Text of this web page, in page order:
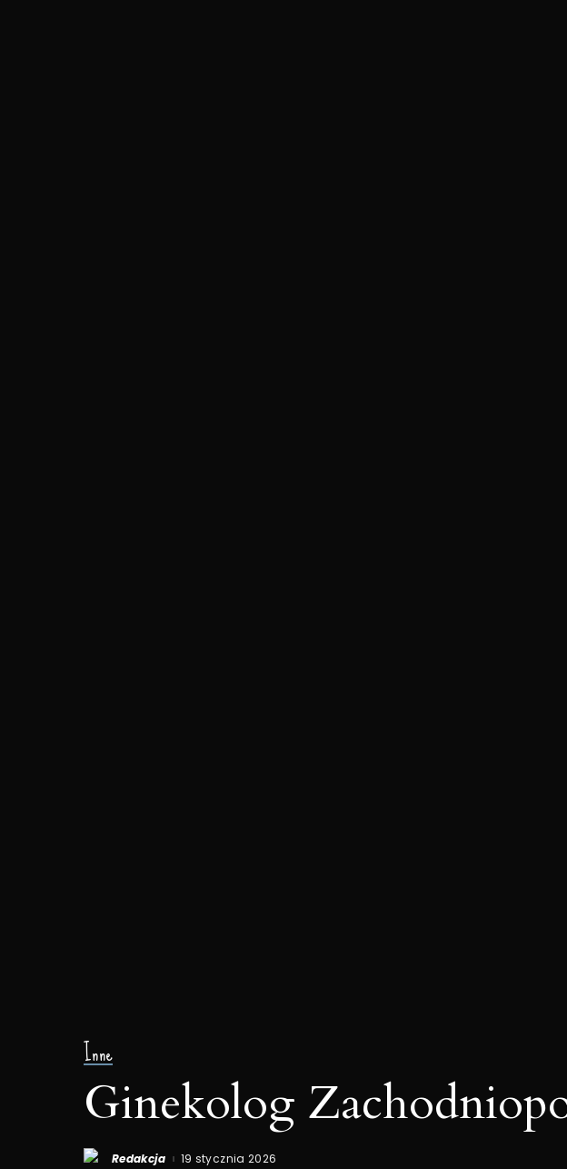
Inne
Ginekolog
Posted
Redakcja 19 stycznia 2026